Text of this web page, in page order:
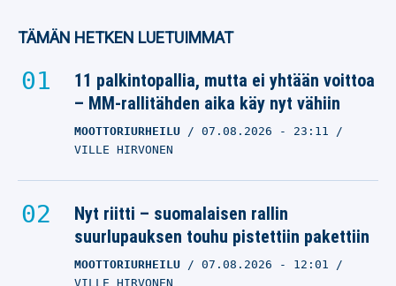
TÄMÄN HETKEN LUETUIMMAT
11 palkintopallia, mutta ei yhtään voittoa
– MM-rallitähden aika käy nyt vähiin
MOOTTORIURHEILU 07.08.2026 - 23:11
VILLE HIRVONEN
Nyt riitti – suomalaisen rallin
suurlupauksen touhu pistettiin pakettiin
MOOTTORIURHEILU 07.08.2026 - 12:01
VILLE HIRVONEN